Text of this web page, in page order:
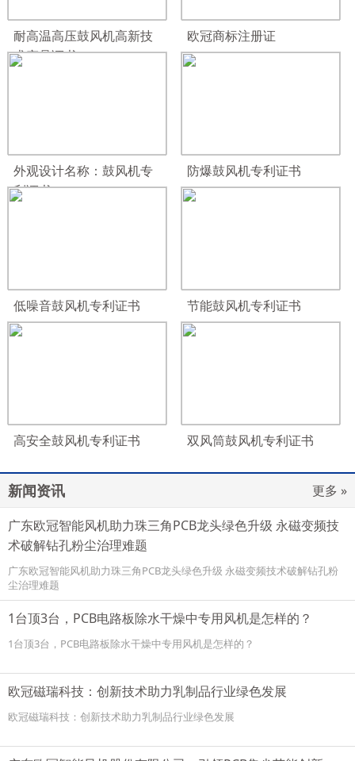
耐高温高压鼓风机高新技
术产品证书
欧冠商标注册证
外观设计名称：鼓风机专
利证书
防爆鼓风机专利证书
低噪音鼓风机专利证书 节能鼓风机专利证书
高安全鼓风机专利证书 双风筒鼓风机专利证书
新闻资讯
更多 »
广东欧冠智能风机助力珠三角PCB龙头绿色升级 永磁变频技
术破解钻孔粉尘治理难题
广东欧冠智能风机助力珠三角PCB龙头绿色升级 永磁变频技术破解钻孔粉
尘治理难题
1台顶3台，PCB电路板除水干燥中专用风机是怎样的？
1台顶3台，PCB电路板除水干燥中专用风机是怎样的？
欧冠磁瑞科技：创新技术助力乳制品行业绿色发展
欧冠磁瑞科技：创新技术助力乳制品行业绿色发展